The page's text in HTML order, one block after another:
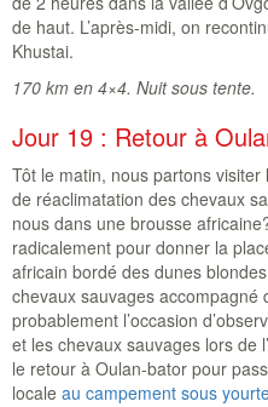
de haut. L’après-midi, on
Khustai.
170 km en 4×4. Nuit sous tente.
Jour 19 : Retour à
Tôt le matin, nous partons
de réaclimatation des chevaux
nous dans une brousse
radicalement pour donner la
africain bordé des dunes
chevaux sauvages
probablement l’occasion
et les chevaux sauvages lors de
le retour à Oulan-bator pour
locale au campement sous